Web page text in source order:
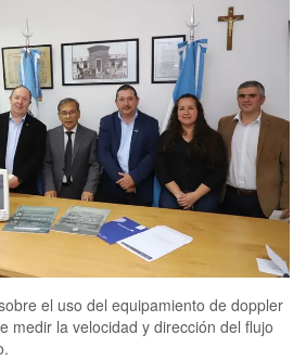
el uso del equipamiento de doppler
medir la velocidad y dirección del flujo